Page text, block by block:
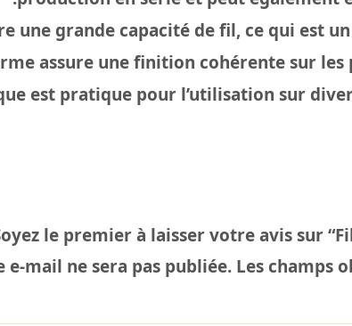
une grande capacité de fil, ce qui est
assure une finition cohérente sur les
est pratique pour l’utilisation sur
le premier à laisser votre avis sur
e-mail ne sera pas publiée. Les champs